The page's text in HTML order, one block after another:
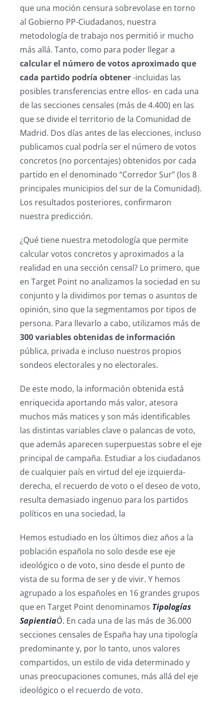
que una moción censura sobrevolase en torno
al Gobierno PP-Ciudadanos, nuestra
metodología de trabajo nos permitió ir mucho
más allá. Tanto, como para poder llegar a
calcular el número de votos aproximado que
cada partido podría obtener-incluidas las
posibles transferencias entre ellos- en cada una
de las secciones censales (más de 4.400) en las
que se divide el territorio de la Comunidad de
Madrid. Dos días antes de las elecciones, incluso
publicamos cual podría ser el número de votos
concretos (no porcentajes) obtenidos por cada
partido en el denominado “Corredor Sur” (los 8
principales municipios del sur de la Comunidad).
Los resultados posteriores, confirmaron
nuestra predicción.
¿Qué tiene nuestra metodología que permite
calcular votos concretos y aproximados a la
realidad en una sección censal? Lo primero, que
en Target Point no analizamos la sociedad en su
conjunto y la dividimos por temas o asuntos de
opinión, sino que la segmentamos por tipos de
persona. Para llevarlo a cabo, utilizamos más de
300 variables obtenidas de información
pública, privada e incluso nuestros propios
sondeos electorales y no electorales.
De este modo, la información obtenida está
enriquecida aportando más valor, atesora
muchos más matices y son más identificables
las distintas variables clave o palancas de voto,
que además aparecen superpuestas sobre el eje
principal de campaña. Estudiar a los ciudadanos
de cualquier país en virtud del eje izquierda-
derecha, el recuerdo de voto o el deseo de voto,
resulta demasiado ingenuo para los partidos
políticos en una sociedad, la
Hemos estudiado en los últimos diez años a la
población española no solo desde ese eje
ideológico o de voto, sino desde el punto de
vista de su forma de ser y de vivir. Y hemos
agrupado a los españoles en 16 grandes grupos
que en Target Point denominamos Tipologías
SapientiaÒ. En cada una de las más de 36.000
secciones censales de España hay una tipología
predominante y, por lo tanto, unos valores
compartidos, un estilo de vida determinado y
unas preocupaciones comunes, más allá del eje
ideológico o el recuerdo de voto.